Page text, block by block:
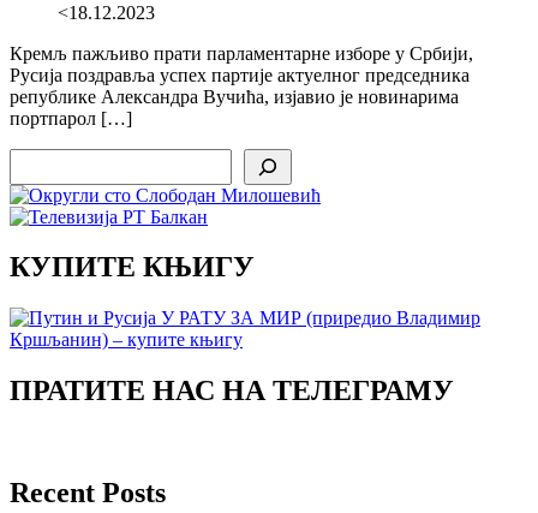
<18.12.2023
Кремљ пажљиво прати парламентарне изборе у Србији,
Русија поздравља успех партије актуелног председника
републике Александра Вучића, изјавио је новинарима
портпарол […]
КУПИТЕ КЊИГУ
ПРАТИТЕ НАС НА ТЕЛЕГРАМУ
Recent Posts